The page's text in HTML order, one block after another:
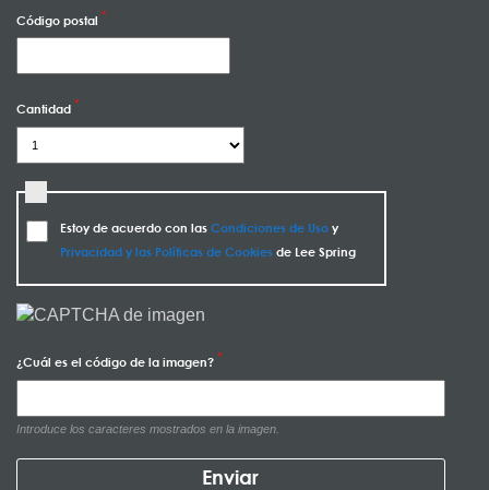
Código postal
Cantidad
Estoy de acuerdo con las Condiciones de Usoy
Privacidad y las Políticas de Cookiesde Lee Spring
¿Cuál es el código de la imagen?
Introduce los caracteres mostrados en la imagen.